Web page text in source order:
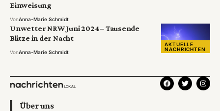
Einweisung
VonAnna-Marie Schmidt
AKTUELLE
NACHRICHTEN
Unwetter NRW Juni 2024 – Tausende
Blitze in der Nacht
VonAnna-Marie Schmidt
Über uns